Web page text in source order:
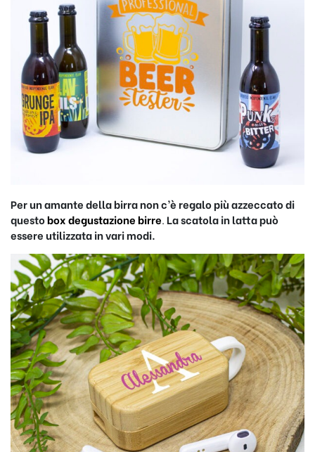
Per un amante della birra non c’è regalo più azzeccato di
questobox degustazione birre.La scatola in latta può
essere utilizzata in vari modi.